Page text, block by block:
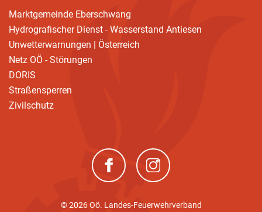
Marktgemeinde Eberschwang
Hydrografischer Dienst - Wasserstand Antiesen
Unwetterwarnungen | Österreich
Netz OÖ - Störungen
DORIS
Straßensperren
Zivilschutz
(neues Fenster)(neues Fenster)
© 2026 Oö. Landes-Feuerwehrverband